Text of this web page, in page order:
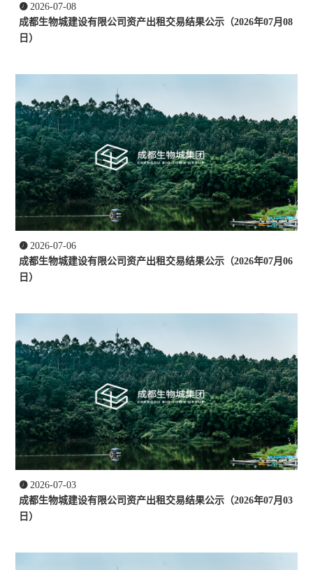
 2026-07-08
成都生物城建设有限公司资产出租交易结果公示（2026年07月08
日）
 2026-07-06
成都生物城建设有限公司资产出租交易结果公示（2026年07月06
日）
 2026-07-03
成都生物城建设有限公司资产出租交易结果公示（2026年07月03
日）